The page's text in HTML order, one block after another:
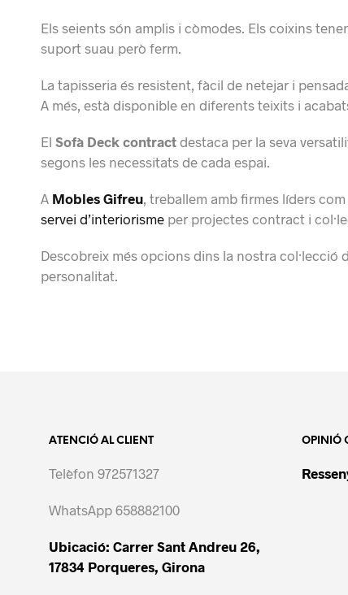
Els seients són amplis i còmodes. Els coixins
suport suau però ferm.
La tapisseria és resistent, fàcil de netejar i
A més, està disponible en diferents teixits i
El Sofà Deck contract destaca per la seva
segons les necessitats de cada espai.
A Mobles Gifreu, treballem amb firmes líders com
servei d’interiorisme per projectes contract i
Descobreix més opcions dins la nostra col·lecció
personalitat.
ATENCIÓ AL CLIENT
Telèfon 972571327
WhatsApp 658882100
Ubicació: Carrer Sant Andreu 26,
17834 Porqueres, Girona
OPINIÓ